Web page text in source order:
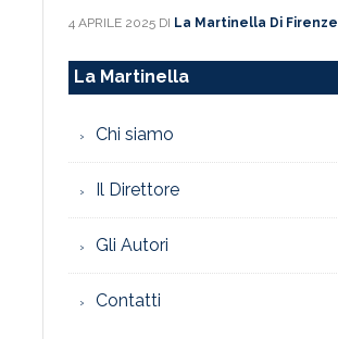
4 APRILE 2025 DI La Martinella Di Firenze
La Martinella
Chi siamo
Il Direttore
Gli Autori
Contatti